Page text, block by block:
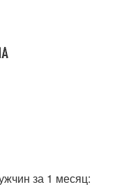
за 1 месяц: